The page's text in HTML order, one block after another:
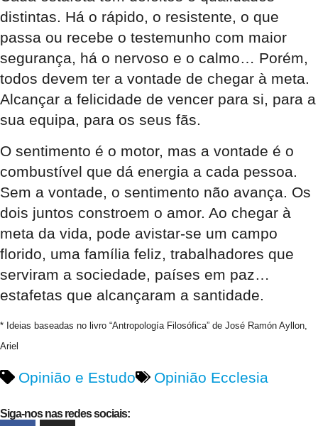
distintas. Há o rápido, o resistente, o que
passa ou recebe o testemunho com maior
segurança, há o nervoso e o calmo… Porém,
todos devem ter a vontade de chegar à meta.
Alcançar a felicidade de vencer para si, para a
sua equipa, para os seus fãs.
O sentimento é o motor, mas a vontade é o
combustível que dá energia a cada pessoa.
Sem a vontade, o sentimento não avança. Os
dois juntos constroem o amor. Ao chegar à
meta da vida, pode avistar-se um campo
florido, uma família feliz, trabalhadores que
serviram a sociedade, países em paz…
estafetas que alcançaram a santidade.
* Ideias baseadas no livro “Antropología Filosófica” de José Ramón Ayllon,
Ariel
Opinião e Estudo Opinião Ecclesia
Siga-nos nas redes sociais: